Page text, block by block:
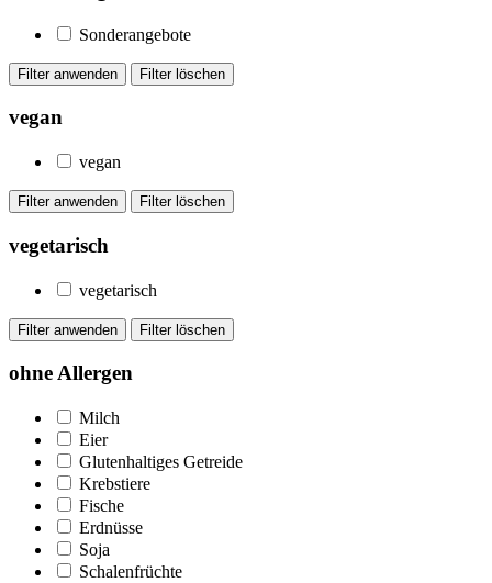
Sonderangebote
vegan
vegan
vegetarisch
vegetarisch
ohne Allergen
Milch
Eier
Glutenhaltiges Getreide
Krebstiere
Fische
Erdnüsse
Soja
Schalenfrüchte